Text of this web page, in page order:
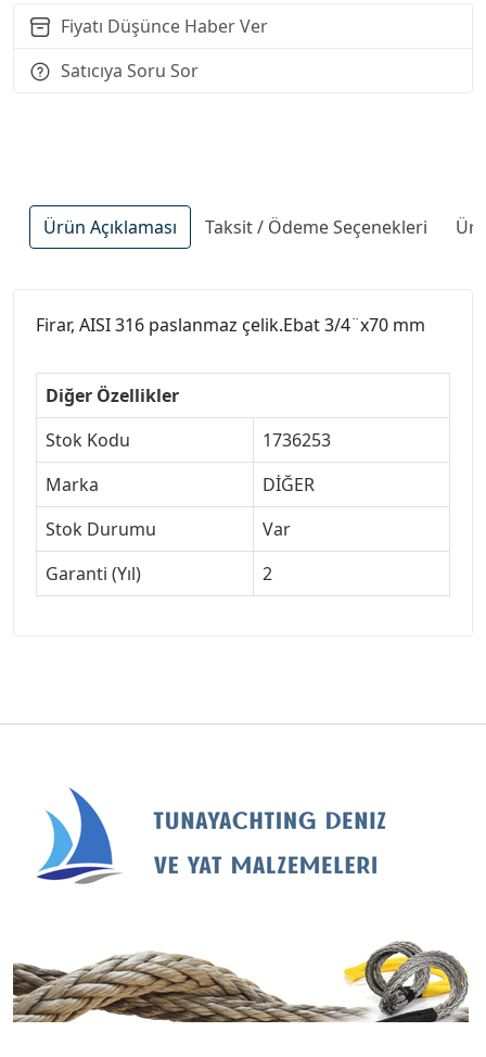
Fiyatı Düşünce Haber Ver
Satıcıya Soru Sor
Ürün Açıklaması Taksit / Ödeme Seçenekleri
Firar, AISI 316 paslanmaz çelik.Ebat 3/4¨x70 mm
Diğer Özellikler
Stok Kodu
1736253
Marka
DİĞER
Stok Durumu
Var
Garanti (Yıl)
2